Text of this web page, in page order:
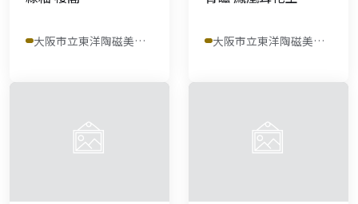
大阪市立東洋陶磁美術館 大阪市立東洋陶磁美術館